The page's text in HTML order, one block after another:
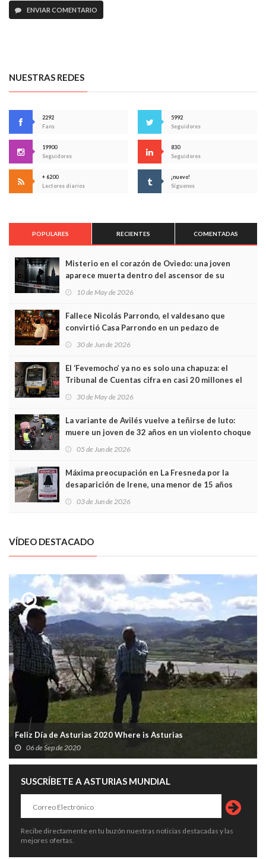
ENVIAR COMENTARIO
NUESTRAS REDES
2292
Fans
5992
Seguidores
19900
Seguidores
830
Seguidores
+ 6200
Lectores diarios
¡nuevo!
Síguenos
POPULARES RECIENTES COMENTADAS
Misterio en el corazón de Oviedo: una joven
aparece muerta dentro del ascensor de su
edificio y las cámaras captan sus últimos minutos
10 de May de 2026
Fallece Nicolás Parrondo, el valdesano que
convirtió Casa Parrondo en un pedazo de
Asturias en Madrid
30 de Jun de 2026
El ‘Fevemocho’ ya no es solo una chapuza: el
Tribunal de Cuentas cifra en casi 20 millones el
sobrecoste de los trenes que no cabían por los
30 de May de 2026
La variante de Avilés vuelve a teñirse de luto:
muere un joven de 32 años en un violento choque
frontal
05 de Jun de 2026
Máxima preocupación en La Fresneda por la
desaparición de Irene, una menor de 15 años
03 de Jun de 2026
VÍDEO DESTACADO
Feliz Día de Asturias 2020 Where is Asturias
06 de Sep de 2020
SUSCRÍBETE A ASTURIAS MUNDIAL
Recibe directamente en tu buzón nuestras noticias destacadas y las
mejores ofertas.